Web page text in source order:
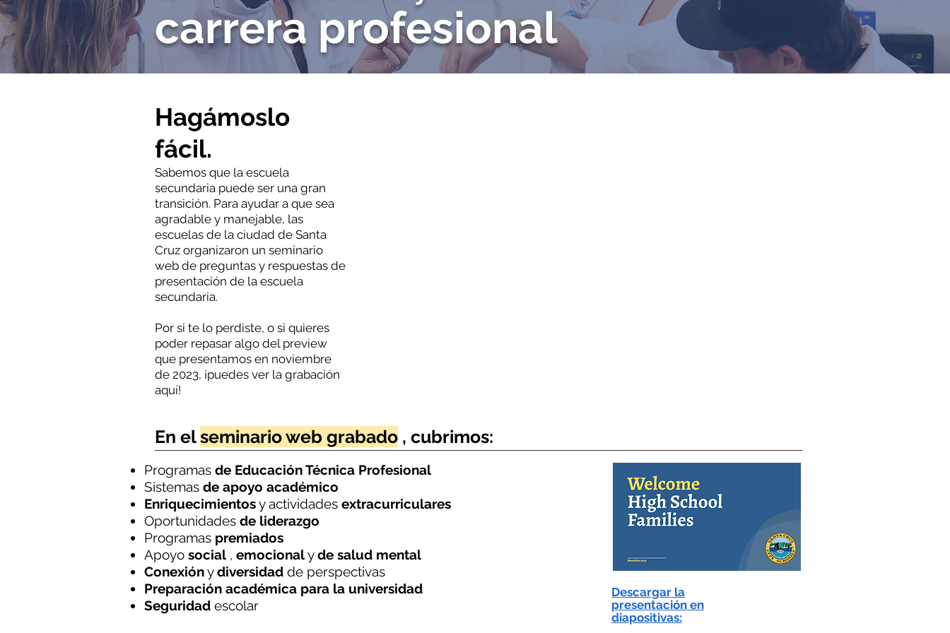
carrera profesional
Hagámoslo
fácil.
Sabemos que la escuela
secundaria puede ser una gran
transición. Para ayudar a que sea
agradable y manejable, las
escuelas de la ciudad de Santa
Cruz organizaron un seminario
web de preguntas y respuestas de
presentación de la escuela
secundaria.
Por si te lo perdiste, o si quieres
poder repasar algo del preview
que presentamos en noviembre
de 2023, ¡puedes ver la grabación
aquí!
En elseminario web grabado , cubrimos:
Programas de Educación Técnica Profesional
Sistemas de apoyo académico
Enriquecimientosy actividades extracurriculares
Oportunidades de liderazgo
Programas premiados
Apoyo social , emocionalyde salud mental
Conexiónydiversidad de perspectivas
Preparación académica para la universidad
Seguridad escolar
Descargar la
presentación en
diapositivas: